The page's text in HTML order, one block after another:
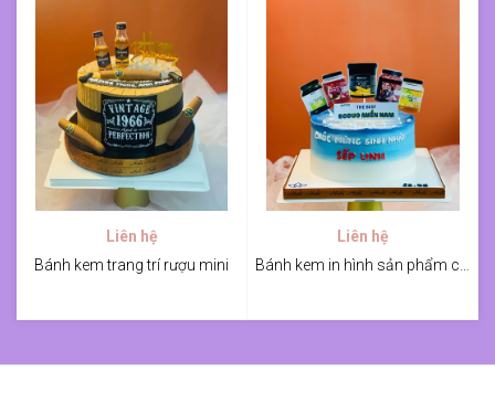
Liên hệ
Bánh kem trang trí rượu mini
Liên hệ